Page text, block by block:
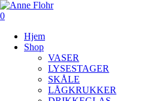
Skip
to
content
0
Hjem
Shop
VASER
LYSESTAGER
SKÅLE
LÅGKRUKKER